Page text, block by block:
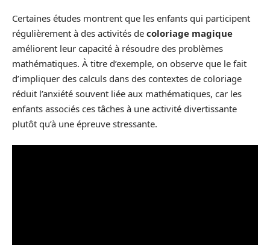
Certaines études montrent que les enfants qui participent
régulièrement à des activités de coloriage magique
améliorent leur capacité à résoudre des problèmes
mathématiques. À titre d’exemple, on observe que le fait
d’impliquer des calculs dans des contextes de coloriage
réduit l’anxiété souvent liée aux mathématiques, car les
enfants associés ces tâches à une activité divertissante
plutôt qu’à une épreuve stressante.